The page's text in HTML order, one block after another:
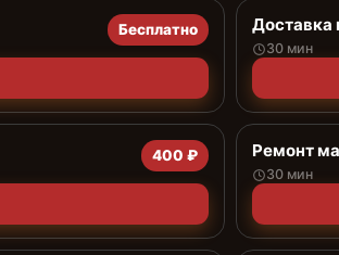
Бесплатно Доставка
30 мин
400 ₽ Ремонт
30 мин